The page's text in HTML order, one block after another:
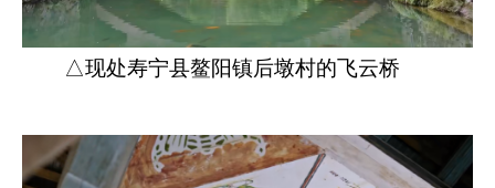
△现处寿宁县鳌阳镇后墩村的飞云桥